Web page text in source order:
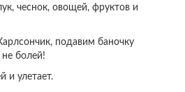
чеснок, овощей, фруктов и
подавим баночку
болей!
и улетает.